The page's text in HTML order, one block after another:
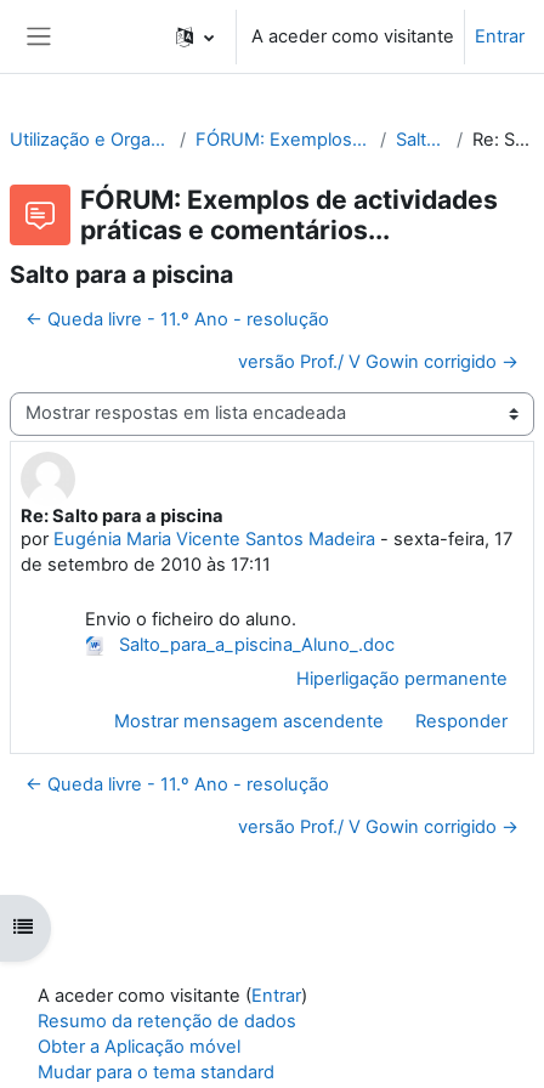
A aceder como visitante Entrar
Abrir índice da disciplina
Utilização e Organização de Laboratórios Escolares FÓRUM: Exemplos de actividades práticas e comentários... Salto para a piscina Re: Salto para a piscina
FÓRUM: Exemplos de actividades
práticas e comentários...
Salto para a piscina
← Queda livre - 11.º Ano - resolução
versão Prof./ V Gowin corrigido →
Modo de visualização
Re: Salto para a piscina
por Eugénia Maria Vicente Santos Madeira - sexta-feira, 17
de setembro de 2010 às 17:11
Número de respostas: 0
Envio o ficheiro do aluno.
Salto_para_a_piscina_Aluno_.doc
Hiperligação permanente
Mostrar mensagem ascendente
Responder
← Queda livre - 11.º Ano - resolução
versão Prof./ V Gowin corrigido →
A aceder como visitante (Entrar)
Resumo da retenção de dados
Obter a Aplicação móvel
Mudar para o tema standard